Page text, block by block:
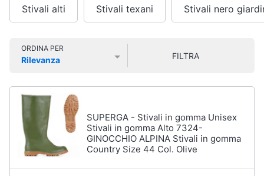
Cinema
home
Audio
musica
Felpa
Cravatta
Piumino
uomo
Giacca
uomo
Stivali alti Stivali texani Stivali nero
ORDINA PER
Rilevanza
FILTRA
SUPERGA - Stivali in gomma Unisex
Stivali in gomma Alto 7324-
GINOCCHIO ALPINA Stivali in gomma
Country Size 44 Col. Olive